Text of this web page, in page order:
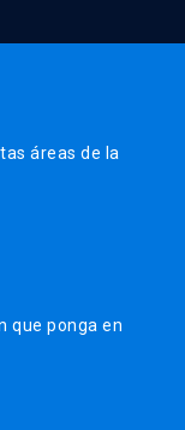
áreas de la
que ponga en